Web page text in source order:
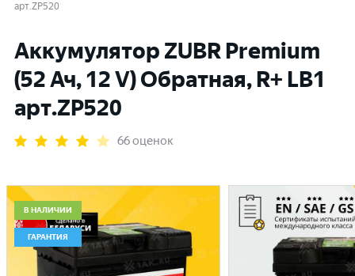
арт.ZP520
Аккумулятор ZUBR Premium
(52 Ач, 12 V) Обратная, R+ LB1
арт.ZP520
66 оценок
В НАЛИЧИИ
ГАРАНТИЯ